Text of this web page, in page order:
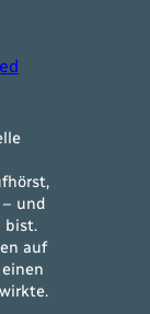
und
bist.
auf